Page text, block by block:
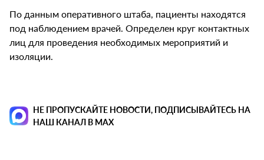
По данным оперативного штаба, пациенты находятся
под наблюдением врачей. Определен круг контактных
лиц для проведения необходимых мероприятий и
изоляции.
НЕ ПРОПУСКАЙТЕ НОВОСТИ, ПОДПИСЫВАЙТЕСЬ НА
НАШ КАНАЛ В MAX